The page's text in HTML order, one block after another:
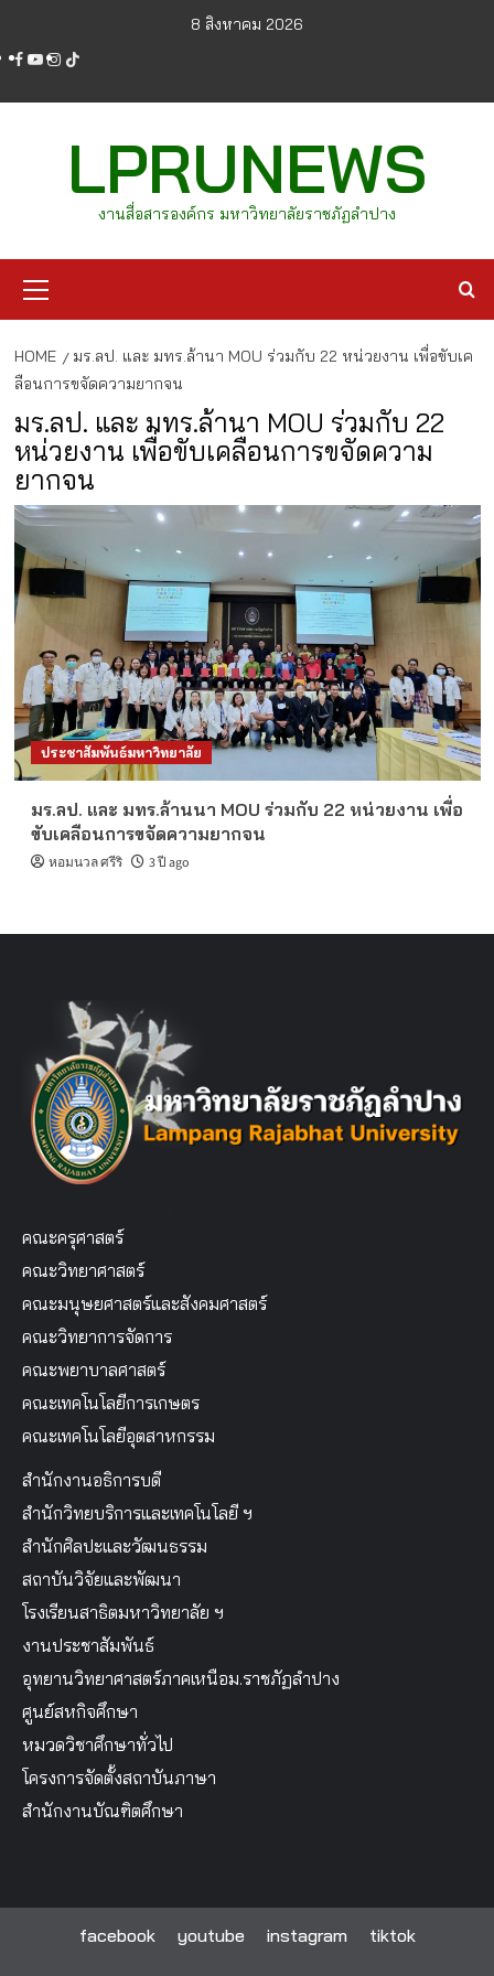
content
8 สิงหาคม 2026
facebook
youtube
instagram
tiktok
LPRUNEWS
งานสื่อสารองค์กร มหาวิทยาลัยราชภัฏลำปาง
Menu
HOME
มร.ลป. และ มทร.ล้านา MOU ร่วมกับ 22 หน่วยงาน เพื่อขับเค
ลือนการขจัดความยากจน
มร.ลป. และ มทร.ล้านา MOU ร่วมกับ 22
หน่วยงาน เพื่อขับเคลือนการขจัดความ
ยากจน
ประชาสัมพันธ์มหาวิทยาลัย
มร.ลป. และ มทร.ล้านนา MOU ร่วมกับ 22 หน่วยงาน เพื่อ
ขับเคลือนการขจัดความยากจน
หอมนวล ศรีริ 3 ปี ago
คณะครุศาสตร์
คณะวิทยาศาสตร์
คณะมนุษยศาสตร์และสังคมศาสตร์
คณะวิทยาการจัดการ
คณะพยาบาลศาสตร์
คณะเทคโนโลยีการเกษตร
คณะเทคโนโลยีอุตสาหกรรม
สำนักงานอธิการบดี
สำนักวิทยบริการและเทคโนโลยี ฯ
สำนักศิลปะและวัฒนธรรม
สถาบันวิจัยและพัฒนา
โรงเรียนสาธิตมหาวิทยาลัย ฯ
งานประชาสัมพันธ์
อุทยานวิทยาศาสตร์ภาคเหนือม.ราชภัฏลำปาง
ศูนย์สหกิจศึกษา
หมวดวิชาศึกษาทั่วไป
โครงการจัดตั้งสถาบันภาษา
สำนักงานบัณฑิตศึกษา
facebook youtube instagram tiktok